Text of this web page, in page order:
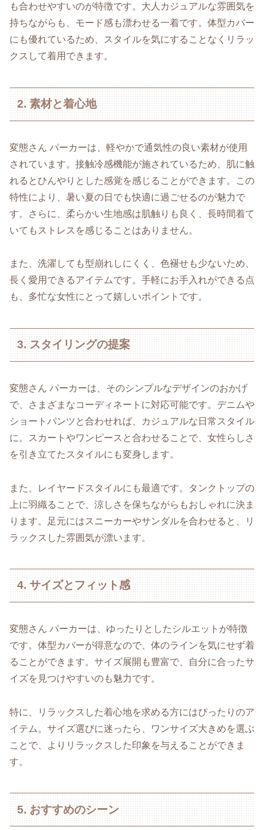
も合わせやすいのが特徴です。大人カジュアルな雰囲気を
持ちながらも、モード感も漂わせる一着です。体型カバー
にも優れているため、スタイルを気にすることなくリラッ
クスして着用できます。
2. 素材と着心地
変態さん パーカーは、軽やかで通気性の良い素材が使用
されています。接触冷感機能が施されているため、肌に触
れるとひんやりとした感覚を感じることができます。この
特性により、暑い夏の日でも快適に過ごせるのが魅力で
す。さらに、柔らかい生地感は肌触りも良く、長時間着て
いてもストレスを感じることはありません。
また、洗濯しても型崩れしにくく、色褪せも少ないため、
長く愛用できるアイテムです。手軽にお手入れができる点
も、多忙な女性にとって嬉しいポイントです。
3. スタイリングの提案
変態さん パーカーは、そのシンプルなデザインのおかげ
で、さまざまなコーディネートに対応可能です。デニムや
ショートパンツと合わせれば、カジュアルな日常スタイル
に。スカートやワンピースと合わせることで、女性らしさ
を引き立てたスタイルにも変身します。
また、レイヤードスタイルにも最適です。タンクトップの
上に羽織ることで、涼しさを保ちながらもおしゃれに決ま
ります。足元にはスニーカーやサンダルを合わせると、リ
ラックスした雰囲気が漂います。
4. サイズとフィット感
変態さん パーカーは、ゆったりとしたシルエットが特徴
です。体型カバーが得意なので、体のラインを気にせず着
ることができます。サイズ展開も豊富で、自分に合ったサ
イズを見つけやすいのも魅力です。
特に、リラックスした着心地を求める方にはぴったりのア
イテム。サイズ選びに迷ったら、ワンサイズ大きめを選ぶ
ことで、よりリラックスした印象を与えることができま
す。
5. おすすめのシーン